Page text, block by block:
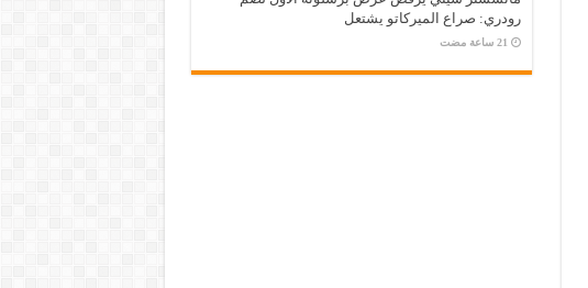
رودري: صراع الميركاتو يشتعل